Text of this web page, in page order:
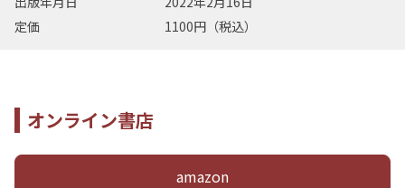
定価
1100円（税込）
オンライン書店
amazon